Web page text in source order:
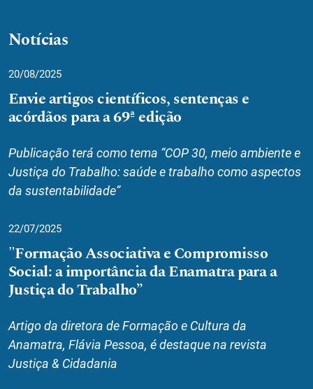
Notícias
20/08/2025
Envie artigos científicos, sentenças e
acórdãos para a 69ª edição
Publicação terá como tema “COP 30, meio ambiente e
Justiça do Trabalho: saúde e trabalho como aspectos
da sustentabilidade”
22/07/2025
"Formação Associativa e Compromisso
Social: a importância da Enamatra para a
Justiça do Trabalho”
Artigo da diretora de Formação e Cultura da
Anamatra, Flávia Pessoa, é destaque na revista
Justiça & Cidadania